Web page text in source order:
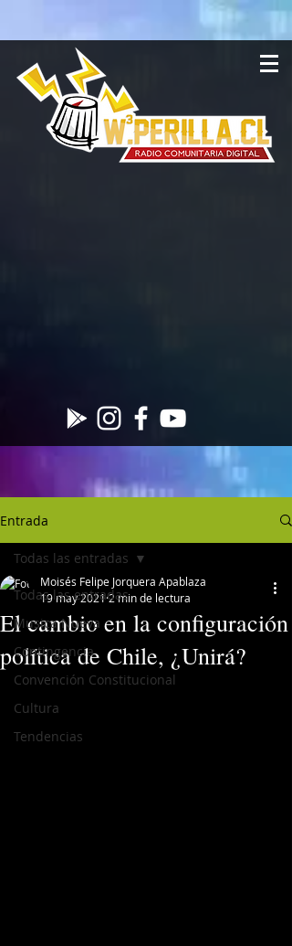
Entrada
Todas las entradas
Musica Nueva
Contingencia
Convención Constitucional
Cultura
Tendencias
Todas las entradas
El cambio en la configuración
política de Chile, ¿Unirá?
Moisés Felipe Jorquera Apablaza
19 may 20212 min de lectura